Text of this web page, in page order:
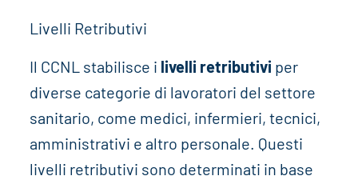
Livelli Retributivi
Il CCNL stabilisce i livelli retributivi per
diverse categorie di lavoratori del settore
sanitario, come medici, infermieri, tecnici,
amministrativi e altro personale. Questi
livelli retributivi sono determinati in base